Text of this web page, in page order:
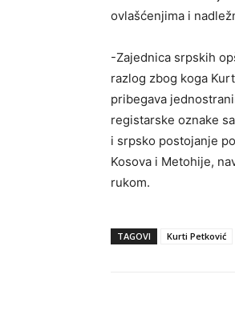
ovlašćenjima i
-Zajednica srpskih
razlog zbog koga
pribegava
registarske oznake
i srpsko postojanje
Kosova i Metohije,
rukom.
TAGOVI Kurti Petković